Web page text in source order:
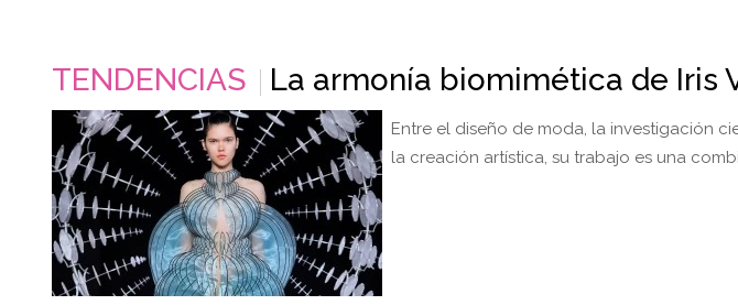
TENDENCIAS La armonía biomimética de Iris
Entre el diseño de moda, la investigación
la creación artística, su trabajo es una